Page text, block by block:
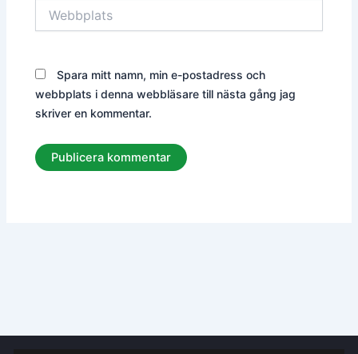
Spara mitt namn, min e-postadress och
webbplats i denna webbläsare till nästa gång jag
skriver en kommentar.